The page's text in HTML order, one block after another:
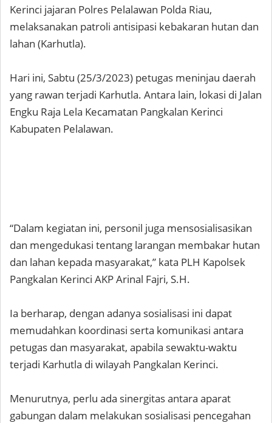
Kerinci jajaran Polres Pelalawan Polda Riau,
melaksanakan patroli antisipasi kebakaran hutan dan
lahan (Karhutla).
Hari ini, Sabtu (25/3/2023) petugas meninjau daerah
yang rawan terjadi Karhutla. Antara lain, lokasi di Jalan
Engku Raja Lela Kecamatan Pangkalan Kerinci
Kabupaten Pelalawan.
“Dalam kegiatan ini, personil juga mensosialisasikan
dan mengedukasi tentang larangan membakar hutan
dan lahan kepada masyarakat,” kata PLH Kapolsek
Pangkalan Kerinci AKP Arinal Fajri, S.H.
Ia berharap, dengan adanya sosialisasi ini dapat
memudahkan koordinasi serta komunikasi antara
petugas dan masyarakat, apabila sewaktu-waktu
terjadi Karhutla di wilayah Pangkalan Kerinci.
Menurutnya, perlu ada sinergitas antara aparat
gabungan dalam melakukan sosialisasi pencegahan